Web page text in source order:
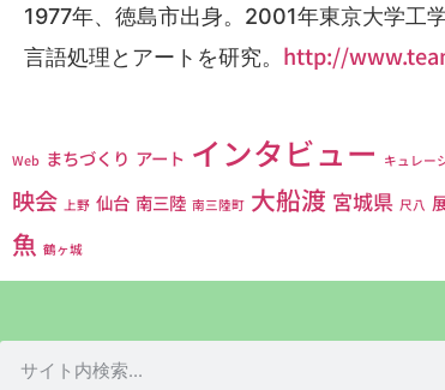
1977年、徳島市出身。2001年東京大学工
言語処理とアートを研究。 http://
Web まちづくり アート インタビュー キュレー
映会 上野 仙台 南三陸 南三陸町 大船渡 宮城県 尺八
魚 鶴ヶ城